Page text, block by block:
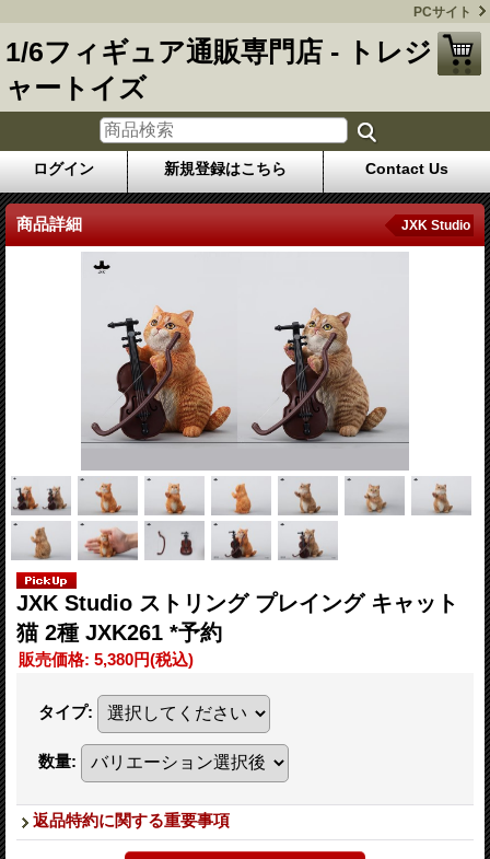
PCサイト
1/6フィギュア通販専門店 - トレジ
ャートイズ
ログイン 新規登録はこちら Contact Us
商品詳細 JXK Studio
JXK Studio ストリング プレイング キャット
猫 2種 JXK261 *予約
販売価格: 5,380円(税込)
タイプ:
数量:
返品特約に関する重要事項